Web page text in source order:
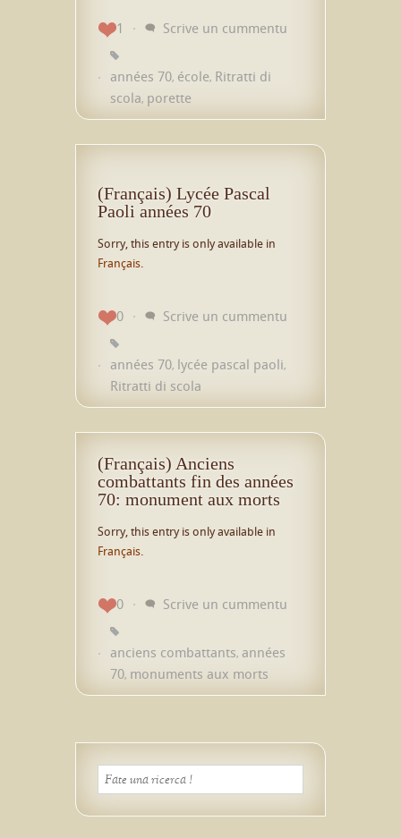
1 Scrive un cummentu
années 70, école, Ritratti di
scola, porette
(Français) Lycée Pascal
Paoli années 70
Sorry, this entry is only available in
Français
0 Scrive un cummentu
années 70, lycée pascal paoli,
Ritratti di scola
(Français) Anciens
combattants fin des années
70: monument aux morts
Sorry, this entry is only available in
Français
0 Scrive un cummentu
anciens combattants, années
70, monuments aux morts